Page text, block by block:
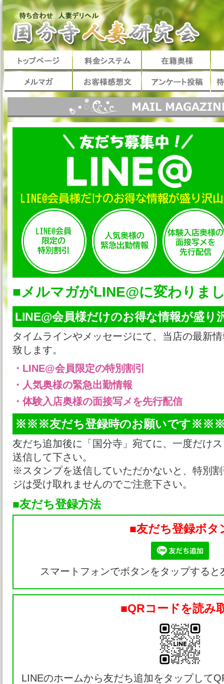
■メルマガがLINE@に変わりま
LINE@会員様だけのお得な情報が盛り
タイムラインやメッセージにて、当店の最新
致します。
・LINE@会員限定の特別割引
・人気奥様の緊急出勤情報
・体験入店奥様の面接写メを先行配信
※※※友だち登録時のお願いです
友だち追加後に「国分寺」宛てに、一度だけ
送信して下さい。
※スタンプを送信していただかないと、特別
ジは受け取れませんのでご注意下さい。
■友だち登録方法
■友だち登録ボタ
スマートフォンでボタンをタップする
■QRコードを読み
LINEのホームから友だち追加をタップして